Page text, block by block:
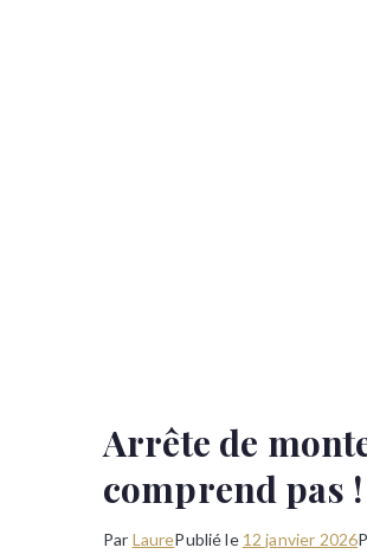
Arrête de
comprend pas !
Par LaurePublié le 12 janvier 2026